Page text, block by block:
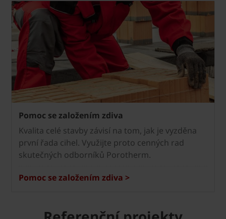
Pomoc se založením zdiva
Kvalita celé stavby závisí na tom, jak je vyzděna
první řada cihel. Využijte proto cenných rad
skutečných odborníků Porotherm.
Pomoc se založením zdiva >